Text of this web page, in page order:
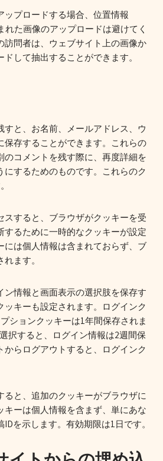
ップロードする場合、位置情報
れた画像のアップロードは避けてく
訪問者は、ウェブサイト上の画像か
して抽出することができます。
すと、お名前、メールアドレス、ウ
保存することができます。これらの
のコメントを残す際に、再度詳細を
にするためのものです。これらのク
スすると、ブラウザがクッキーを受
するために一時的なクッキーが設定
には個人情報は含まれておらず、ブ
ます。
ン情報と画面表示の選択肢を保存す
ッキーも設定されます。ログインク
ションクッキーは1年間保存されま
択すると、ログイン情報は2週間保
からログアウトすると、ログインク
ると、追加のクッキーがブラウザに
キーは個人情報を含まず、単にあな
を示します。有効期限は1日です。